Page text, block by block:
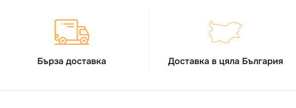
Бърза доставка Доставка в цяла България